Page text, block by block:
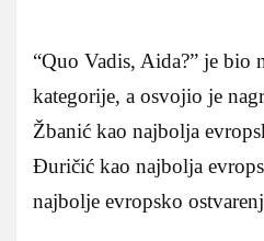
“Quo Vadis, Aida?” je bio
kategorije, a osvojio je
Žbanić kao najbolja
Đuričić kao najbolja
najbolje evropsko